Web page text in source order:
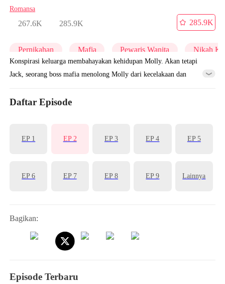
Romansa
267.6K 285.9K
285.9K
Pernikahan Mafia Pewaris Wanita Nikah
Konspirasi keluarga membahayakan kehidupan Molly. Akan tetapi
Jack, seorang boss mafia menolong Molly dari kecelakaan dan
ketahui, sebuah konspirasi yang lebih besar menunggu mereka.
Daftar Episode
EP 1 EP 2 EP 3 EP 4 EP 5
EP 6 EP 7 EP 8 EP 9 Lainnya
Bagikan:
Episode Terbaru